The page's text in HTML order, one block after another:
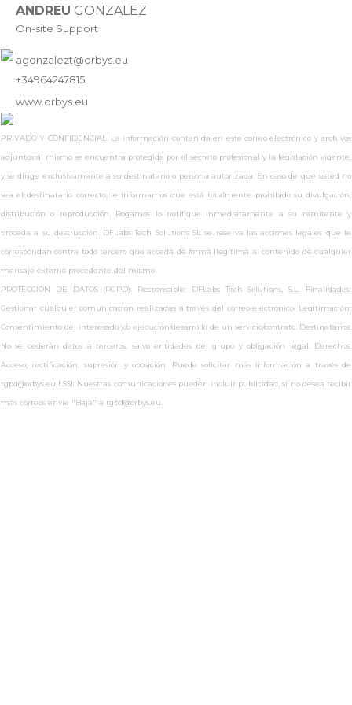
ANDREU GONZALEZ
On-site Support
agonzalezt@orbys.eu
+34964247815
www.orbys.eu
PRIVADO Y CONFIDENCIAL: La información contenida en este correo electrónico y archivos
adjuntos al mismo se encuentra protegida por el secreto profesional y la legislación vigente,
y se dirige exclusivamente a su destinatario o persona autorizada. En caso de que usted no
sea el destinatario correcto, le informamos que está totalmente prohibido su divulgación,
distribución o reproducción. Rogamos lo notifique inmediatamente a su remitente y
proceda a su destrucción. DFLabs Tech Solutions SL se reserva las acciones legales que le
correspondan contra todo tercero que acceda de forma ilegítima al contenido de cualquier
mensaje externo procedente del mismo.
PROTECCIÓN DE DATOS (RGPD): Responsable: DFLabs Tech Solutions, S.L. Finalidades:
Gestionar cualquier comunicación realizadas a través del correo electrónico. Legitimación:
Consentimiento del interesado y/o ejecución/desarrollo de un servicio/contrato. Destinatarios:
No se cederán datos a terceros, salvo entidades del grupo y obligación legal. Derechos:
Acceso, rectificación, supresión y oposición. Puede solicitar más información a través de
rgpd@orbys.eu LSSI: Nuestras comunicaciones pueden incluir publicidad, si no desea recibir
más correos envíe "Baja" a rgpd@orbys.eu.